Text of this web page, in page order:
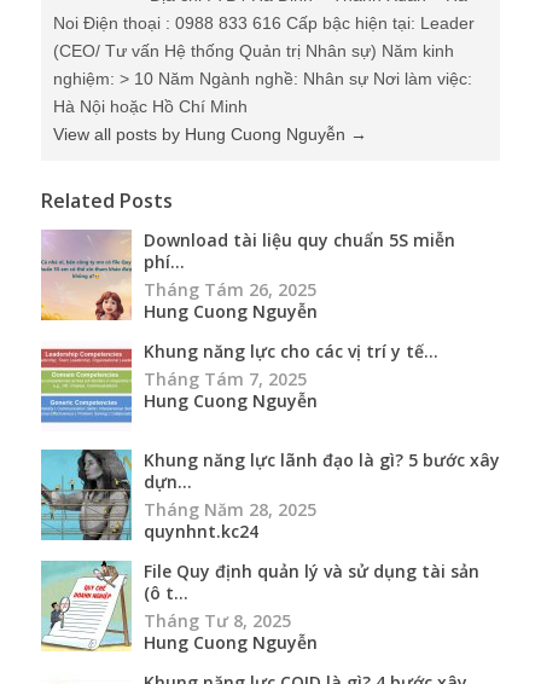
Related Posts
Download tài liệu quy chuẩn 5S miễn
phí...
Tháng Tám 26, 2025
Khung năng lực cho các vị trí y tế...
Tháng Tám 7, 2025
Hung Cuong Nguyễn
Khung năng lực lãnh đạo là gì? 5 bước xây
Tháng Năm 28, 2025
quynhnt.kc24
Tháng Tư 8, 2025
Hung Cuong Nguyễn
Khung năng lực COID là gì? 4 bước xây
Tháng Ba 31, 2025
quynhnt.kc24
Đánh giá hiệu suất dựa trên khung năng